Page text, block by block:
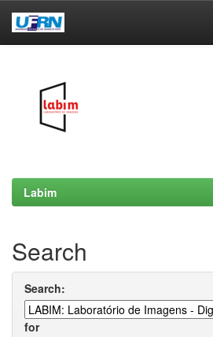
Labim
Search
Search:
for